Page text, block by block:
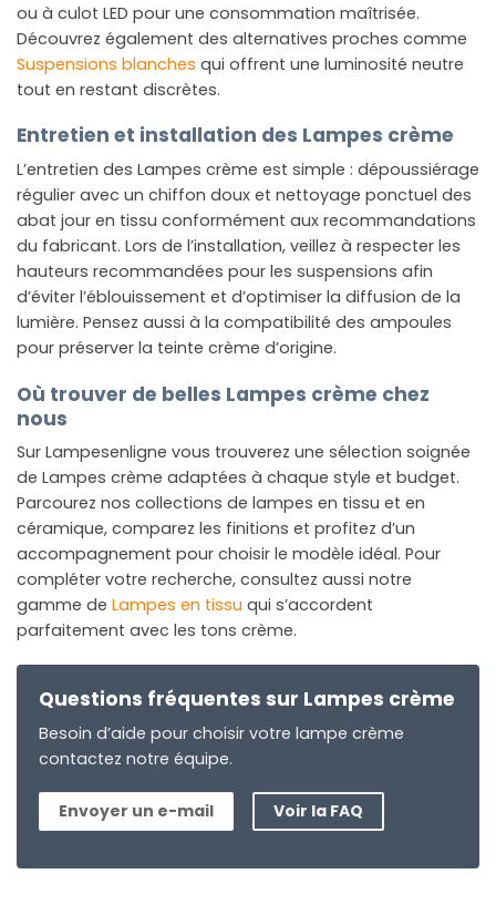
ou à culot LED pour une consommation maîtrisée.
Découvrez également des alternatives proches comme
Suspensions blanches qui offrent une luminosité neutre
tout en restant discrètes.
Entretien et installation des Lampes crème
L’entretien des Lampes crème est simple : dépoussiérage
régulier avec un chiffon doux et nettoyage ponctuel des
abat jour en tissu conformément aux recommandations
du fabricant. Lors de l’installation, veillez à respecter les
hauteurs recommandées pour les suspensions afin
d’éviter l’éblouissement et d’optimiser la diffusion de la
lumière. Pensez aussi à la compatibilité des ampoules
pour préserver la teinte crème d’origine.
Où trouver de belles Lampes crème chez
nous
Sur Lampesenligne vous trouverez une sélection soignée
de Lampes crème adaptées à chaque style et budget.
Parcourez nos collections de lampes en tissu et en
céramique, comparez les finitions et profitez d’un
accompagnement pour choisir le modèle idéal. Pour
compléter votre recherche, consultez aussi notre
gamme de Lampes en tissu qui s’accordent
parfaitement avec les tons crème.
Questions fréquentes sur Lampes crème
Besoin d’aide pour choisir votre lampe crème
contactez notre équipe.
Envoyer un e-mail Voir la FAQ